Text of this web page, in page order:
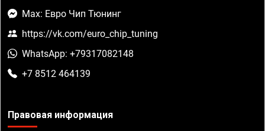
Max: Евро Чип Тюнинг
https://vk.com/euro_chip_tuning
WhatsApp: +79317082148
+7 8512 464139
Правовая информация